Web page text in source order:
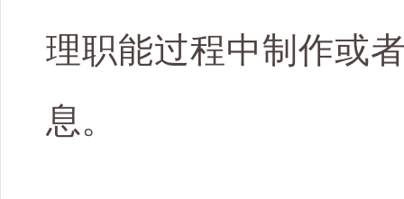
理职能过程中制作或
息。